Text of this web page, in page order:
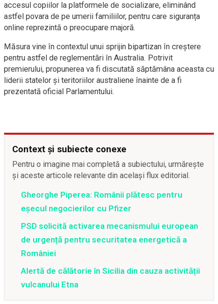
accesul copiilor la platformele de socializare, eliminând
astfel povara de pe umerii familiilor, pentru care siguranța
online reprezintă o preocupare majoră.
Măsura vine în contextul unui sprijin bipartizan în creștere
pentru astfel de reglementări în Australia. Potrivit
premierului, propunerea va fi discutată săptămâna aceasta cu
liderii statelor și teritoriilor australiene înainte de a fi
prezentată oficial Parlamentului.
Context și subiecte conexe
Pentru o imagine mai completă a subiectului, urmărește
și aceste articole relevante din același flux editorial.
Gheorghe Piperea: Românii plătesc pentru
eșecul negocierilor cu Pfizer
PSD solicită activarea mecanismului european
de urgență pentru securitatea energetică a
României
Alertă de călătorie în Sicilia din cauza activității
vulcanului Etna